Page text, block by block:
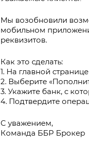
Мы возобновили
мобильном
реквизитов.
Как это сделать:
1. На главной
2. Выберите
3. Укажите банк, с
4. Подтвердите
С уважением,
Команда ББР Брокер